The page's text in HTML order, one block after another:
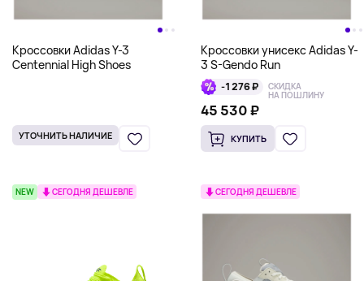
Кроссовки Adidas Y-3
Centennial High Shoes
УТОЧНИТЬ НАЛИЧИЕ
Кроссовки унисекс Adidas Y-
3 S-Gendo Run
-1 276 ₽ СКИДКА
НА ПОШЛИНУ
45 530 ₽
КУПИТЬ
NEW СЕГОДНЯ ДЕШЕВЛЕ СЕГОДНЯ ДЕШЕВЛЕ